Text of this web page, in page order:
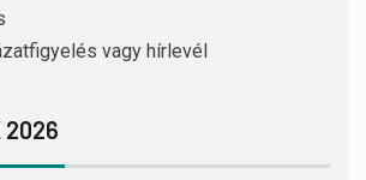
vagy hírlevél
2026